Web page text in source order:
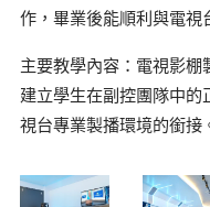
作，畢業後能順利與電視
主要教學內容：電視影
建立學生在副控團隊中
視台專業製播環境的銜接